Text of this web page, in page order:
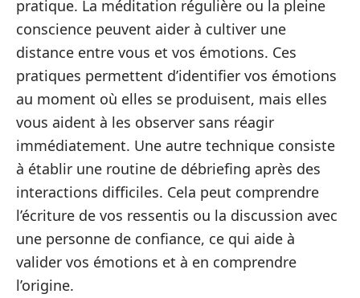
pratique. La méditation régulière ou la pleine
conscience peuvent aider à cultiver une
distance entre vous et vos émotions. Ces
pratiques permettent d’identifier vos émotions
au moment où elles se produisent, mais elles
vous aident à les observer sans réagir
immédiatement. Une autre technique consiste
à établir une routine de débriefing après des
interactions difficiles. Cela peut comprendre
l’écriture de vos ressentis ou la discussion avec
une personne de confiance, ce qui aide à
valider vos émotions et à en comprendre
l’origine.